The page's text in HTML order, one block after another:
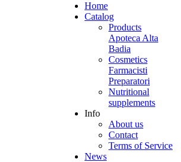
Home
Catalog
Products
Apoteca Alta
Badia
Cosmetics
Farmacisti
Preparatori
Nutritional
supplements
Info
About us
Contact
Terms of Service
News